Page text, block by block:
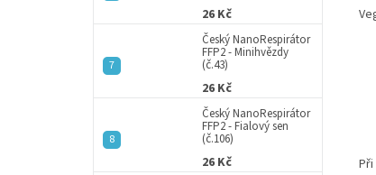
26 Kč
Český NanoRespirátor
FFP2 - Minihvězdy
(č.43)
26 Kč
Český NanoRespirátor
FFP2 - Fialový sen
(č.106)
26 Kč